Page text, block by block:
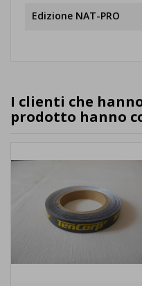
Edizione NAT-PRO
I clienti che
prodotto hanno